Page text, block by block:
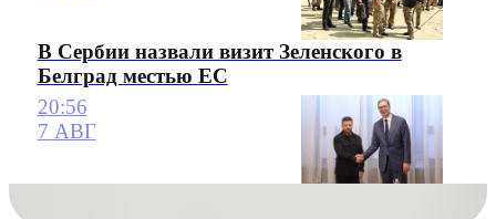
В Сербии назвали визит Зеленского в
Белград местью ЕС
20:56
7 АВГ